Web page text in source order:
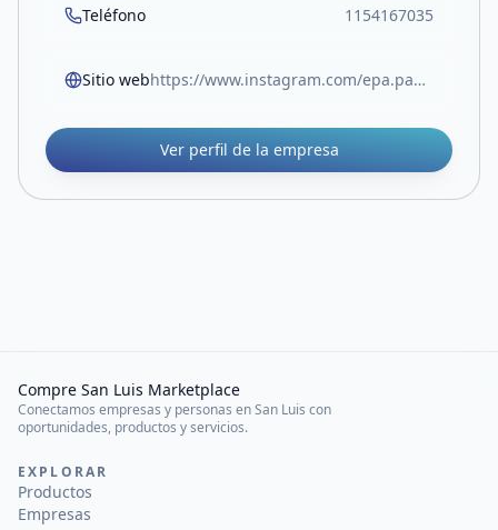
Teléfono 1154167035
Sitio web https://www.instagram.com/epa.papeleria
Ver perfil de la empresa
Compre San Luis Marketplace
Conectamos empresas y personas en San Luis con
oportunidades, productos y servicios.
EXPLORAR
Productos
Empresas